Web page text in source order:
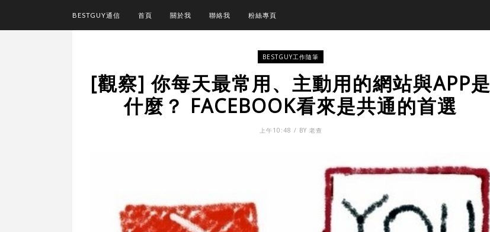
BESTGUY通信 首頁 關於我 聯絡我 粉絲專頁
BESTGUY工作隨筆
[觀察] 你每天最常用、主動用的網站與APP是
什麼？ FACEBOOK看來是共通的首選
上午10:48 / BY 老查